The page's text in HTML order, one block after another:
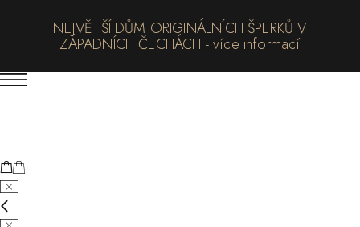
NEJVĚTŠÍ DŮM ORIGINÁLNÍCH ŠPERKŮ V
ZÁPADNÍCH ČECHÁCH - více informací